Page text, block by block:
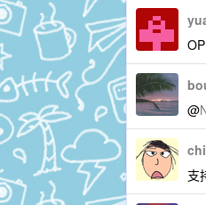
@
支